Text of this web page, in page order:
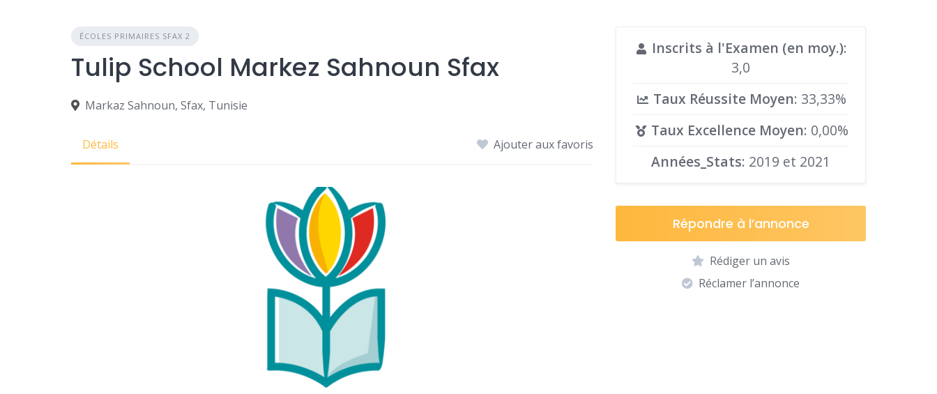
ÉCOLES PRIMAIRES SFAX 2
Tulip School Markez Sahnoun Sfax
Markaz Sahnoun, Sfax, Tunisie
Détails Ajouter aux favoris
Inscrits à l'Examen (en moy.):
3,0
Taux Réussite Moyen: 33,33%
Taux Excellence Moyen: 0,00%
Années_Stats: 2019 et 2021
Répondre à l’annonce
Rédiger un avis
Réclamer l’annonce